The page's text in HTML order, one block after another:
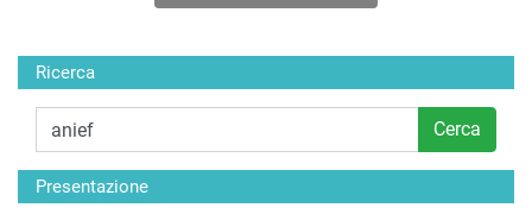
Ricerca
Cerca
Presentazione